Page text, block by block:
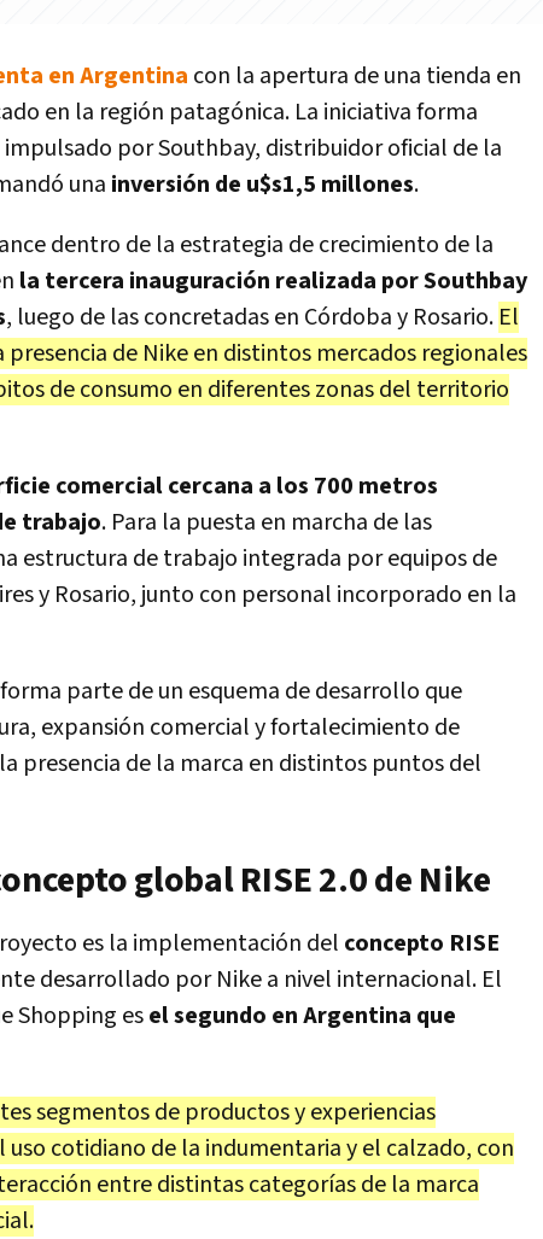
en Argentina con la apertura de una tienda en
en la región patagónica. La iniciativa forma
por Southbay, distribuidor oficial de la
una inversión de u$s1,5 millones.
dentro de la estrategia de crecimiento de la
la tercera inauguración realizada por Southbay
, luego de las concretadas en Córdoba y Rosario. El
de Nike en distintos mercados regionales
de consumo en diferentes zonas del territorio
comercial cercana a los 700 metros
trabajo. Para la puesta en marcha de las
estructura de trabajo integrada por equipos de
y Rosario, junto con personal incorporado en la
parte de un esquema de desarrollo que
expansión comercial y fortalecimiento de
presencia de la marca en distintos puntos del
global RISE 2.0 de Nike
es la implementación del concepto RISE
desarrollado por Nike a nivel internacional. El
Shopping esel segundo en Argentina que
segmentos de productos y experiencias
cotidiano de la indumentaria y el calzado, con
entre distintas categorías de la marca